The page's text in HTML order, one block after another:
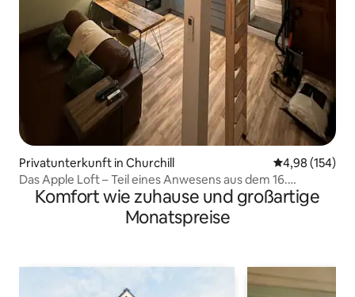
Privatunterkunft in Churchill
4,98 (154)
Das Apple Loft – Teil eines Anwesens aus dem 16.
Jahrhundert.
Komfort wie zuhause und großartige
Monatspreise